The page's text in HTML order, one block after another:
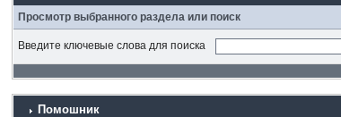
Просмотр выбранного раздела или поиск
Введите ключевые слова для поиска
Помошник